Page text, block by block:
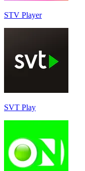
STV Player
SVT Play